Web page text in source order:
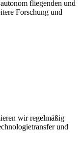
fliegenden und
Forschung und
wir regelmäßig
und